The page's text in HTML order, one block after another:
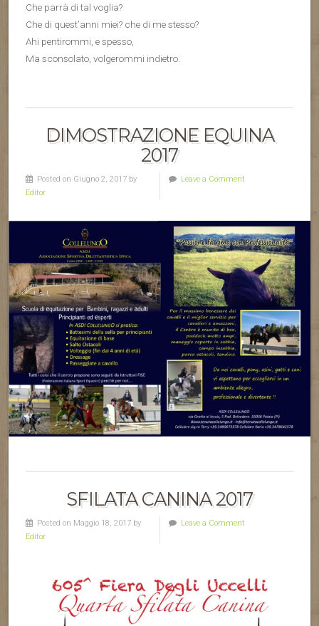
Che parrà di tal voglia?
Che di quest’anni miei? che di me stesso?
Ahi pentirommi, e spesso,
Ma sconsolato, volgerommi indietro.
DIMOSTRAZIONE EQUINA
2017
Posted on Giugno 2, 2017 by
Editor
Leave a Comment
SFILATA CANINA 2017
Posted on Maggio 18, 2017 by
Editor
Leave a Comment